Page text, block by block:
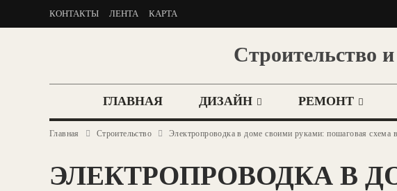
КОНТАКТЫ ЛЕНТА КАРТА
Строительство
ГЛАВНАЯ ДИЗАЙН РЕМОНТ
Главная Строительство Электропроводка в доме своими руками: пошаговая схема
ЭЛЕКТРОПРОВОДКА В